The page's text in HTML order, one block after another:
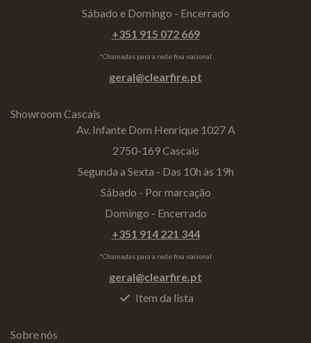
Sábado e Domingo - Encerrado
+351 915 072 669
*Chamadas para a rede fixa nacional
geral@clearfire.pt
Showroom Cascais
Av. Infante Dom Henrique 1027 A
2750-169 Cascais
Segunda a Sexta - Das 10h às 19h
Sábado - Por marcação
Domingo - Encerrado
+351 914 221 344
*Chamadas para a rede fixa nacional
geral@clearfire.pt
Item da lista
Sobre nós